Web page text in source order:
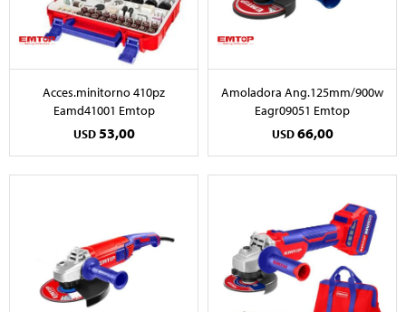
Acces.minitorno 410pz
Eamd41001 Emtop
USD 53,00
Amoladora Ang.125mm/900w
Eagr09051 Emtop
USD 66,00